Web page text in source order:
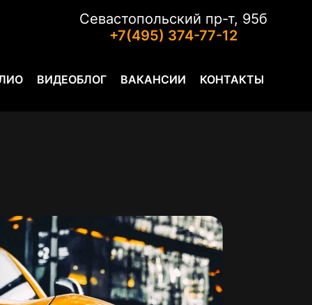
Севастопольский пр-т, 95б
+7(495) 374-77-12
ВИДЕОБЛОГ ВАКАНСИИ КОНТАКТЫ